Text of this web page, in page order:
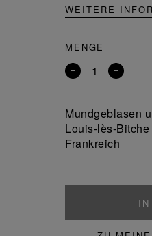
WEITERE
MENGE
Entfernen
Produkt
Ein
Mundgeblasen
Louis-lès-
Frankreich
IN